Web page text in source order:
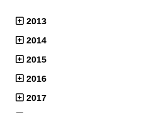
2013
2014
2015
2016
2017